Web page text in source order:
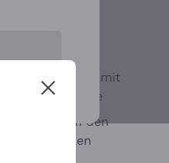
Ohne Sulfit oder mit
minimalen Sulfite
Maischung auf den
Traubenschalen